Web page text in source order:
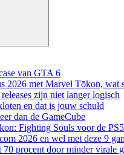
van GTA 6
2026 met Marvel Tōkon, wat
zijn niet langer logisch
en dat is jouw schuld
dan de GameCube
Fighting Souls voor de PS5
2026 en wel met deze 9
procent door minder virale